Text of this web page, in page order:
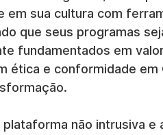
em sua cultura com
que seus programas
fundamentados em
ética e conformidade em
não intrusiva e